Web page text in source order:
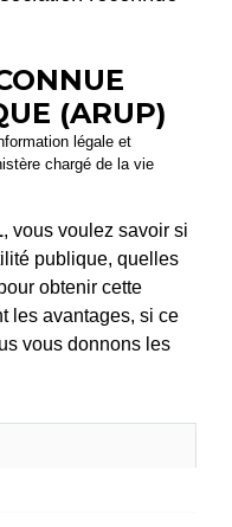
(ARUP)
légale et
chargé de la vie
, vous voulez savoir si
publique, quelles
obtenir cette
les avantages, si ce
vous donnons les